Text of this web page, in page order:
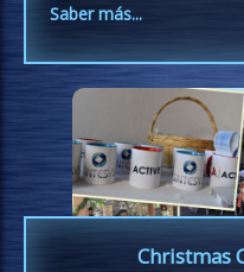
Saber más...
Christmas